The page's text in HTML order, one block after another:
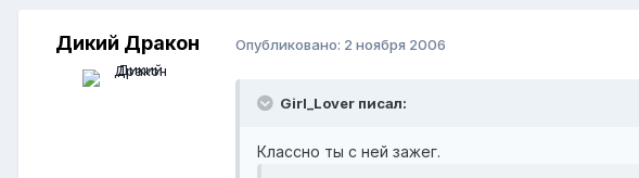
Дикий Дракон Опубликовано: 2 ноября 2006
Girl_Lover писал:
Классно ты с ней зажег.